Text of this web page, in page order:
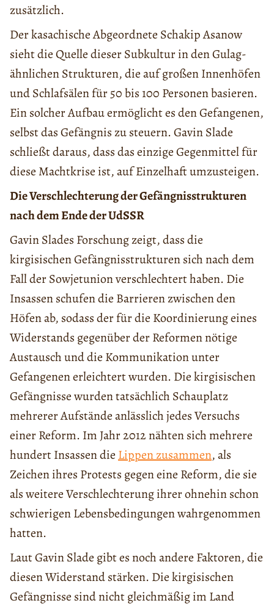
zusätzlich.
Der kasachische Abgeordnete Schakip Asanow
sieht die Quelle dieser Subkultur in den Gulag-
ähnlichen Strukturen, die auf großen Innenhöfen
und Schlafsälen für 50 bis 100 Personen basieren.
Ein solcher Aufbau ermöglicht es den Gefangenen,
selbst das Gefängnis zu steuern. Gavin Slade
schließt daraus, dass das einzige Gegenmittel für
diese Machtkrise ist, auf Einzelhaft umzusteigen.
Die Verschlechterung der Gefängnisstrukturen
nach dem Ende der UdSSR
Gavin Slades Forschung zeigt, dass die
kirgisischen Gefängnisstrukturen sich nach dem
Fall der Sowjetunion verschlechtert haben. Die
Insassen schufen die Barrieren zwischen den
Höfen ab, sodass der für die Koordinierung eines
Widerstands gegenüber der Reformen nötige
Austausch und die Kommunikation unter
Gefangenen erleichtert wurden. Die kirgisischen
Gefängnisse wurden tatsächlich Schauplatz
mehrerer Aufstände anlässlich jedes Versuchs
einer Reform. Im Jahr 2012 nähten sich mehrere
hundert Insassen die Lippen zusammen, als
Zeichen ihres Protests gegen eine Reform, die sie
als weitere Verschlechterung ihrer ohnehin schon
schwierigen Lebensbedingungen wahrgenommen
hatten.
Laut Gavin Slade gibt es noch andere Faktoren, die
diesen Widerstand stärken. Die kirgisischen
Gefängnisse sind nicht gleichmäßig im Land